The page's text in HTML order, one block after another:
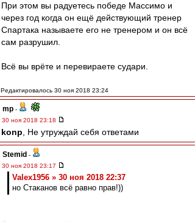
При этом вы радуетесь победе Массимо и
через год когда он ещё действующий тренер
Спартака называете его не тренером и он всё
сам разрушил.
Всё вы врёте и перевираете судари.
Редактировалось 30 ноя 2018 23:24
mp -
30 ноя 2018 23:18
konp , Не утруждай себя ответами
Stemid -
30 ноя 2018 23:17
Valex1956 » 30 ноя 2018 22:37
но Стаканов всё равно прав!))